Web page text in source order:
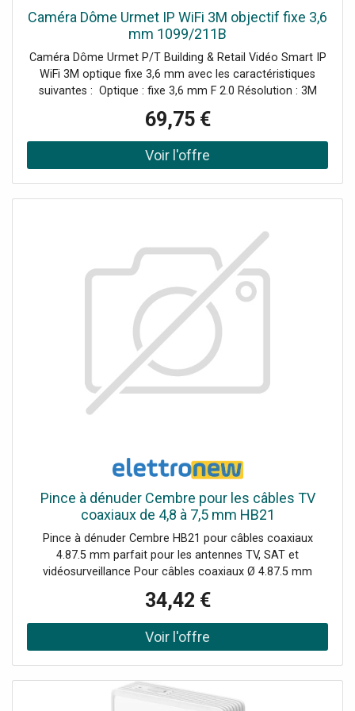
Caméra Dôme Urmet IP WiFi 3M objectif fixe 3,6
mm 1099/211B
Caméra Dôme Urmet P/T Building & Retail Vidéo Smart IP
WiFi 3M optique fixe 3,6 mm avec les caractéristiques
suivantes : Optique : fixe 3,6 mm F 2.0 Résolution : 3M
mètres) Antenne WiFi : externe Audio : microphone et
haut-parleur intégrés Emplacement pour carte Micro-SD
(mémoire non incluse) OUI, Maximum 128 GB Utilisation :
69,75 €
Pince à dénuder Cembre pour les câbles TV
coaxiaux de 4,8 à 7,5 mm HB21
Pince à dénuder Cembre HB21 pour câbles coaxiaux
4.87.5 mm parfait pour les antennes TV, SAT et
vidéosurveillance Pour câbles coaxiaux Ø 4.87.5 mm
Coupe précise de la gaine extérieure sans endommager le
blindage Conception compacte et poignée ergonomique
Parfait pour le câblage TV, SAT, DVB-T, vidéosurveillance
Dimensions : 100 x 18 x 18 mm Outil professionnel pour
34,42 €